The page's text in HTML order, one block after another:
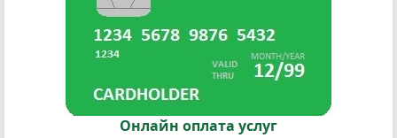
Онлайн оплата услуг